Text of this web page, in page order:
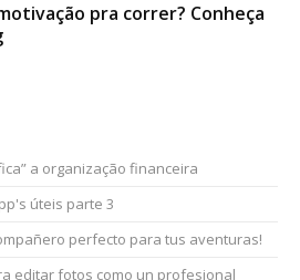
pra correr? Conheça
a organização financeira
úteis parte 3
perfecto para tus aventuras!
editar fotos como un profesional